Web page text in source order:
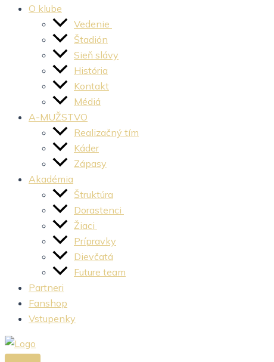
O klube
Vedenie
Štadión
Sieň slávy
História
Kontakt
Médiá
A-MUŽSTVO
Realizačný tím
Káder
Zápasy
Akadémia
Štruktúra
Dorastenci
Žiaci
Prípravky
Dievčatá
Future team
Partneri
Fanshop
Vstupenky